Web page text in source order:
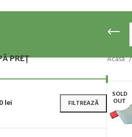
PREȚ
FILTREAZĂ
lei
Acasă
SOLD
OUT